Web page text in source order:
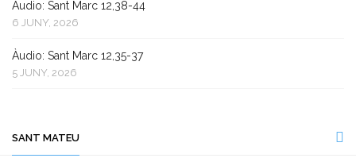
Àudio: Sant Marc 12,38-44
6 JUNY, 2026
Àudio: Sant Marc 12,35-37
5 JUNY, 2026
SANT MATEU